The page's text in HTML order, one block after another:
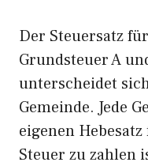
Der Steuersatz
Grundsteuer A
unterscheidet
Gemeinde. Jede
eigenen
Steuer zu zahlen